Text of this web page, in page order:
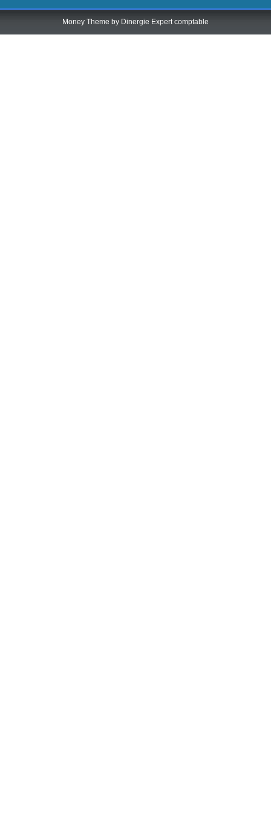
Money Theme by Dinergie Expert comptable